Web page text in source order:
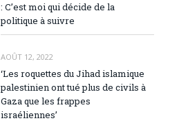
: C’est moi qui décide de la
politique à suivre
AOÛT 12, 2022
‘Les roquettes du Jihad islamique
palestinien ont tué plus de civils à
Gaza que les frappes
israéliennes’